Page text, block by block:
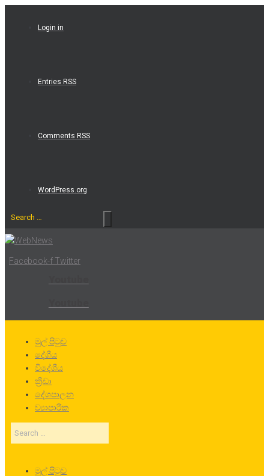
Login in
Entries RSS
Comments RSS
WordPress.org
Search
Facebook-f Twitter
මුල් පිටුව
දේශීය
විදේශීය
ක්‍රීඩා
දේශපාලන
ව්‍යාපාරික
Search
…
මුල් පිටුව